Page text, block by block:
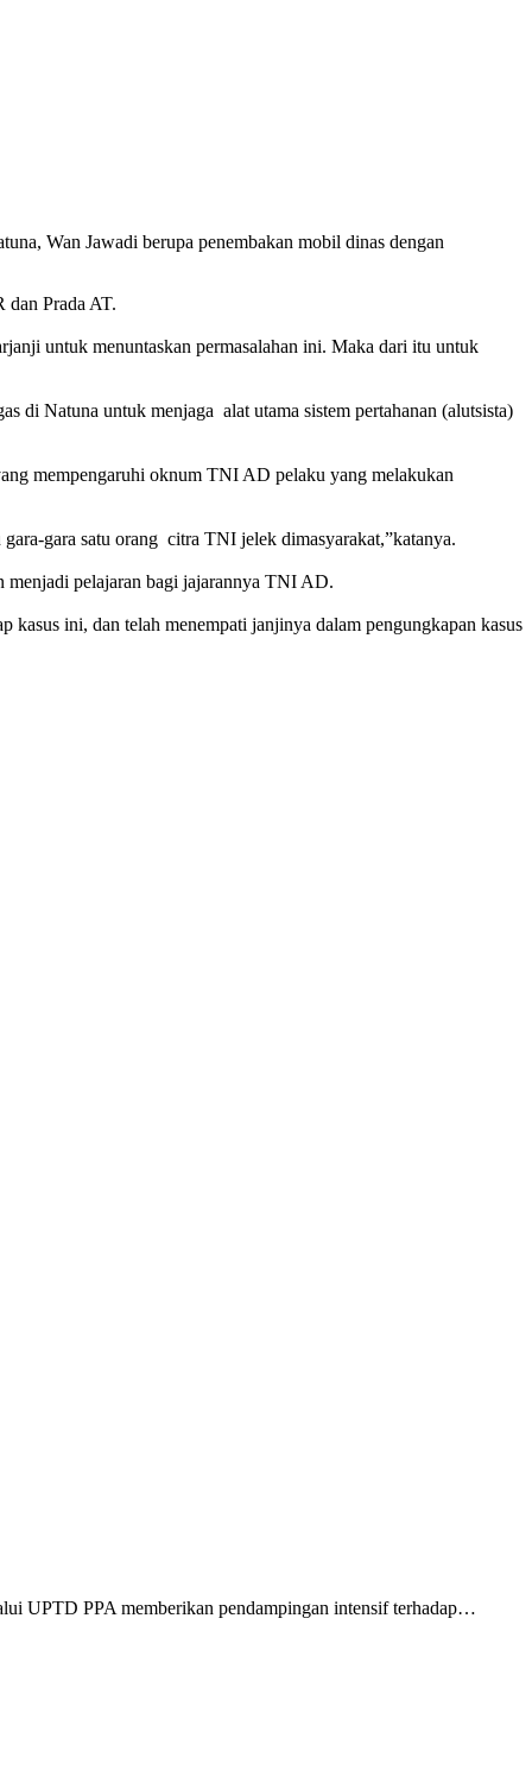
Wan Jawadi berupa penembakan mobil dinas dengan
dan Prada AT.
untuk menuntaskan permasalahan ini. Maka dari itu untuk
di Natuna untuk menjaga alat utama sistem pertahanan (alutsista)
mempengaruhi oknum TNI AD pelaku yang melakukan
gara satu orang citra TNI jelek dimasyarakat,”katanya.
pelajaran bagi jajarannya TNI AD.
ini, dan ‎telah menempati janjinya dalam pengungkapan kasus
UPTD PPA memberikan pendampingan intensif terhadap…